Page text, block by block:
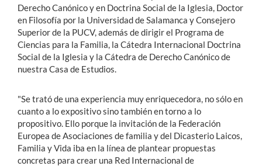
Derecho Canónico y en Doctrina Social de la Iglesia, Doctor
en Filosofía por la Universidad de Salamanca y Consejero
Superior de la PUCV, además de dirigir el Programa de
Ciencias para la Familia, la Cátedra Internacional Doctrina
Social de la Iglesia y la Cátedra de Derecho Canónico de
nuestra Casa de Estudios.
"Se trató de una experiencia muy enriquecedora, no sólo en
cuanto a lo expositivo sino también en torno a lo
propositivo. Ello porque la invitación de la Federación
Europea de Asociaciones de familia y del Dicasterio Laicos,
Familia y Vida iba en la línea de plantear propuestas
concretas para crear una Red Internacional de